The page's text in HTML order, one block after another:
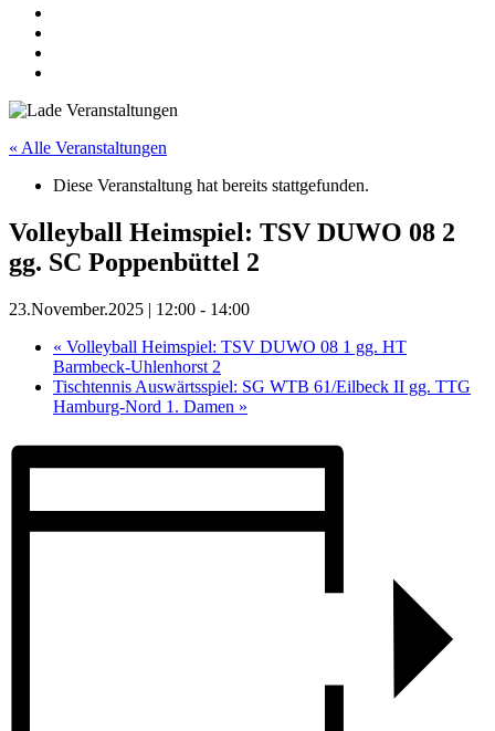
« Alle Veranstaltungen
Diese Veranstaltung hat bereits stattgefunden.
Volleyball Heimspiel: TSV DUWO 08 2
gg. SC Poppenbüttel 2
23.November.2025 | 12:00 - 14:00
« Volleyball Heimspiel: TSV DUWO 08 1 gg. HT
Barmbeck-Uhlenhorst 2
Tischtennis Auswärtsspiel: SG WTB 61/Eilbeck II gg. TTG
Hamburg-Nord 1. Damen »